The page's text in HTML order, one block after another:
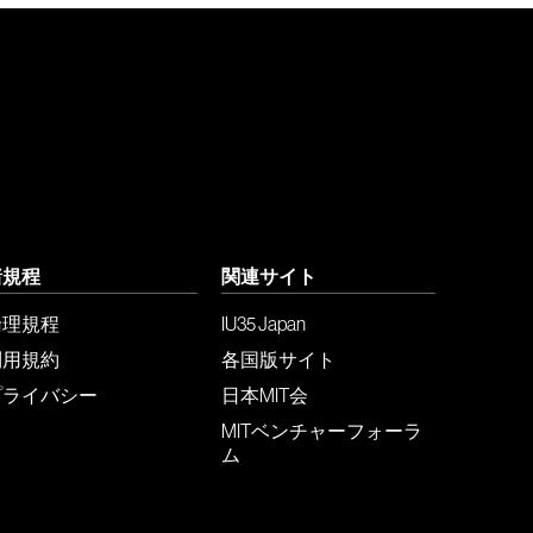
程
規程
規約
イバシー
関連サイト
IU35 Japan
各国版サイト
日本MIT会
MITベンチャーフォーラ
ム